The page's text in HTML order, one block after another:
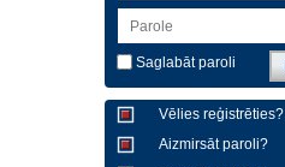
Saglabāt paroli
Vēlies reģistrēties?
Aizmirsāt paroli?